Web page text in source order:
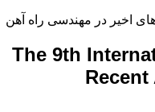
در مهندسی راه آهن
The 9th